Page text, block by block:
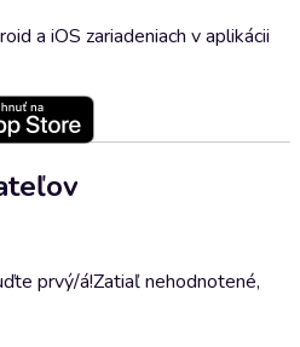
a iOS zariadeniach v aplikácii
prvý/á!Zatiaľ nehodnotené,